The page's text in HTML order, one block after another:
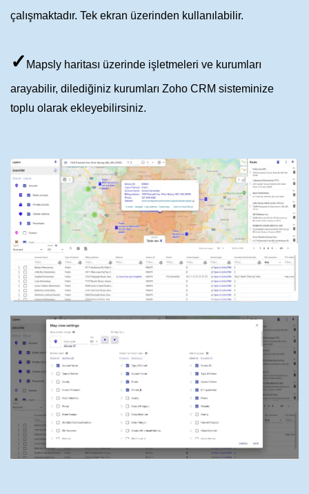
çalışmaktadır. Tek ekran üzerinden kullanılabilir.
✓ Mapsly haritası üzerinde işletmeleri ve kurumları
arayabilir, dilediğiniz kurumları Zoho CRM sisteminize
toplu olarak ekleyebilirsiniz.